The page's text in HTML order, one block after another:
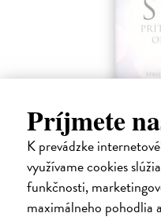
Príjmete
K prevádzke
využívame cookies
funkčnosti,
maximálneho pohodlia
Sila prítomného
Tolle Eckhart| Kniha
Kniha Sila prítomného
od jej prvého vydania. Dnes
nepísal s úmyslom nadchnúť